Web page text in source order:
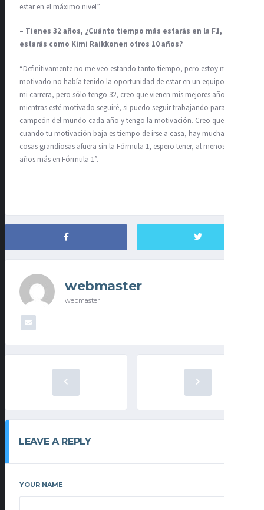
estar en el máximo nivel”.
– Tienes 32 años, ¿Cuánto tiempo más estarás en la F1,
estarás como Kimi Raikkonen otros 10 años?
“Definitivamente no me veo estando tanto tiempo, pero estoy muy
motivado no había tenido la oportunidad de estar en un equipo así en
mi carrera, pero sólo tengo 32, creo que vienen mis mejores años y
mientras esté motivado seguiré, si puedo seguir trabajando para ser
campeón del mundo cada año y tengo la motivación. Creo que
cuando tu motivación baja es tiempo de irse a casa, hay muchas
cosas grandiosas afuera sin la Fórmula 1, espero tener, al menos, 5
años más en Fórmula 1”.
webmaster
webmaster
LEAVE A REPLY
YOUR NAME